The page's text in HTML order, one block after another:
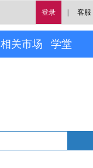
登录 客服
相关市场 学堂